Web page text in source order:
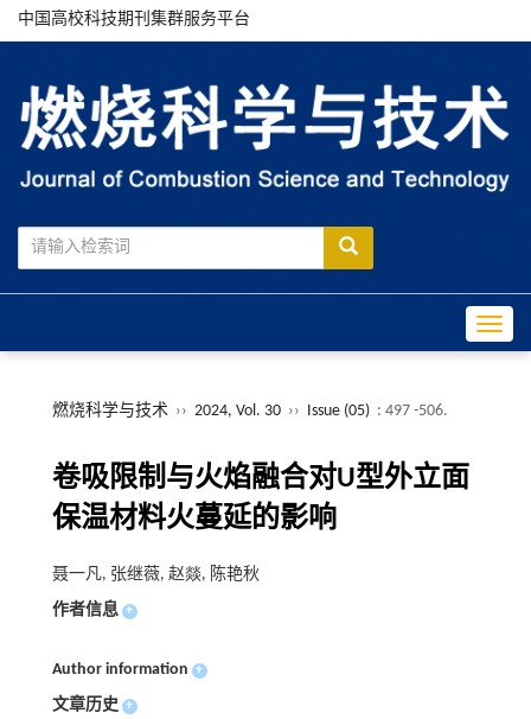
中国高校科技期刊集群服务平台
燃烧科学与技术 ›› 2024, Vol. 30 ›› Issue (05) : 497 -506.
卷吸限制与火焰融合对U型外立面
保温材料火蔓延的影响
聂一凡, 张继薇, 赵燚, 陈艳秋
作者信息 +
Author information +
文章历史 +